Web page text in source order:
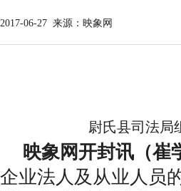
2017-06-27 来源：映象网
尉氏县司法局
映象网开封讯（崔
企业法人及从业人员